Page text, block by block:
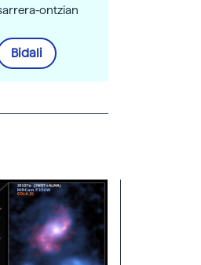
ontzian
Bidali